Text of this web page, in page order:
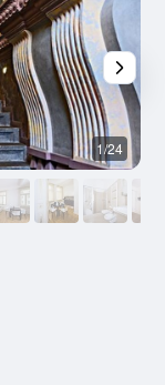
1/24